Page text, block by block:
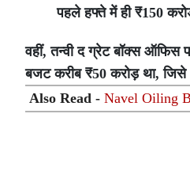
पहले हफ्ते में ही ₹150
वहीं, तन्वी द ग्रेट बॉक्स ऑफिस
बजट करीब ₹50 करोड़ था,
Also Read - Navel Oiling